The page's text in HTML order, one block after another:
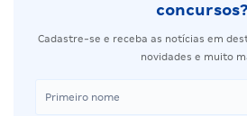
concursos?
Cadastre-se e receba as notícias em
novidades e muito